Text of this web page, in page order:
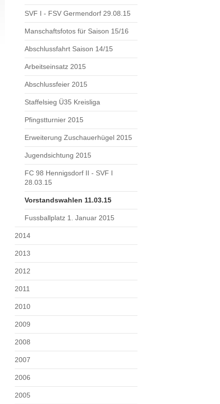
SVF I - FSV Germendorf 29.08.15
Manschaftsfotos für Saison 15/16
Abschlussfahrt Saison 14/15
Arbeitseinsatz 2015
Abschlussfeier 2015
Staffelsieg Ü35 Kreisliga
Pfingstturnier 2015
Erweiterung Zuschauerhügel 2015
Jugendsichtung 2015
FC 98 Hennigsdorf II - SVF I
28.03.15
Vorstandswahlen 11.03.15
Fussballplatz 1. Januar 2015
2014
2013
2012
2011
2010
2009
2008
2007
2006
2005